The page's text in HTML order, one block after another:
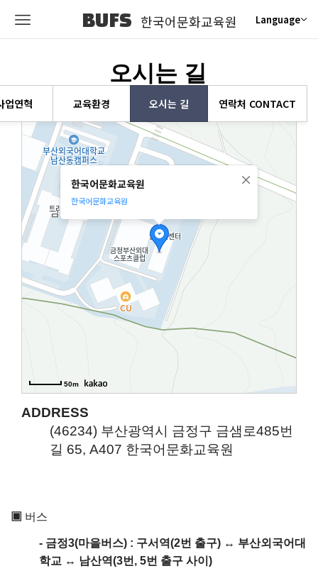
BUFS 한국어문화교육원 Language
업연혁 교육환경 오시는 길 연락처 CONTACT
오시는 길
한국어문화교육원
한국어문화교육원
50m
ADDRESS
(46234) 부산광역시 금정구 금샘로485번
길 65, A407 한국어문화교육원
▣ 버스
- 금정3(마을버스) : 구서역(2번 출구) ↔ 부산외국어대
학교 ↔ 남산역(3번, 5번 출구 사이)